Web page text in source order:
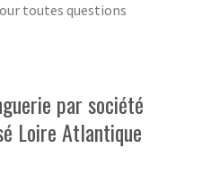
toutes questions
par société
Loire Atlantique